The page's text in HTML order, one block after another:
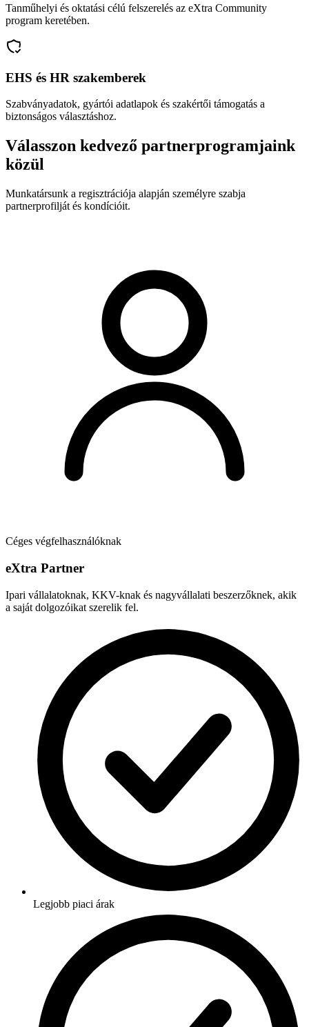
Tanműhelyi és oktatási célú felszerelés az eXtra Community
program keretében.
EHS és HR szakemberek
Szabványadatok, gyártói adatlapok és szakértői támogatás a
biztonságos választáshoz.
Válasszon kedvező partnerprogramjaink
közül
Munkatársunk a regisztrációja alapján személyre szabja
partnerprofilját és kondícióit.
Céges végfelhasználóknak
eXtra Partner
Ipari vállalatoknak, KKV-knak és nagyvállalati beszerzőknek, akik
a saját dolgozóikat szerelik fel.
Legjobb piaci árak